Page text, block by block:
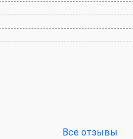
Все отзывы